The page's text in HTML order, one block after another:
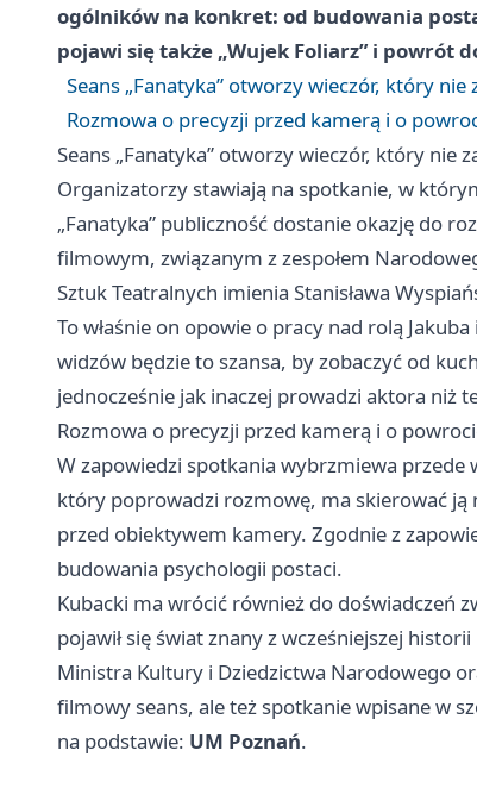
ogólników na konkret: od budowania
pojawi się także „Wujek Foliarz” i powrót
Seans „Fanatyka” otworzy wieczór, który
Rozmowa o precyzji przed kamerą i o
Seans „Fanatyka” otworzy wieczór, który nie
Organizatorzy stawiają na spotkanie, w
„Fanatyka” publiczność dostanie okazję do
filmowym, związanym z zespołem
Sztuk Teatralnych imienia Stanisława
To właśnie on opowie o pracy nad rolą
widzów będzie to szansa, by zobaczyć od
jednocześnie jak inaczej prowadzi aktora niż
Rozmowa o precyzji przed kamerą i o
W zapowiedzi spotkania wybrzmiewa przede
który poprowadzi rozmowę, ma skierować
przed obiektywem kamery. Zgodnie z
budowania psychologii postaci.
Kubacki ma wrócić również do doświadczeń
pojawił się świat znany z wcześniejszej
Ministra Kultury i Dziedzictwa Narodowego
filmowy seans, ale też spotkanie wpisane w
na podstawie: UM Poznań.